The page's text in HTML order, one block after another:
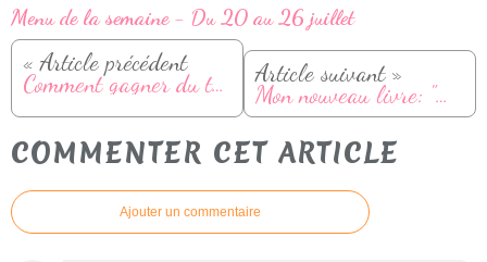
Menu de la semaine - Du 20 au 26 juillet
« Article précédent
Comment gagner du temps en cuisine ? Article suivant »
Mon nouveau livre: "Dis, on mange quoi ce soir? Potimarron, butternut & cie"
COMMENTER CET ARTICLE
Ajouter un commentaire